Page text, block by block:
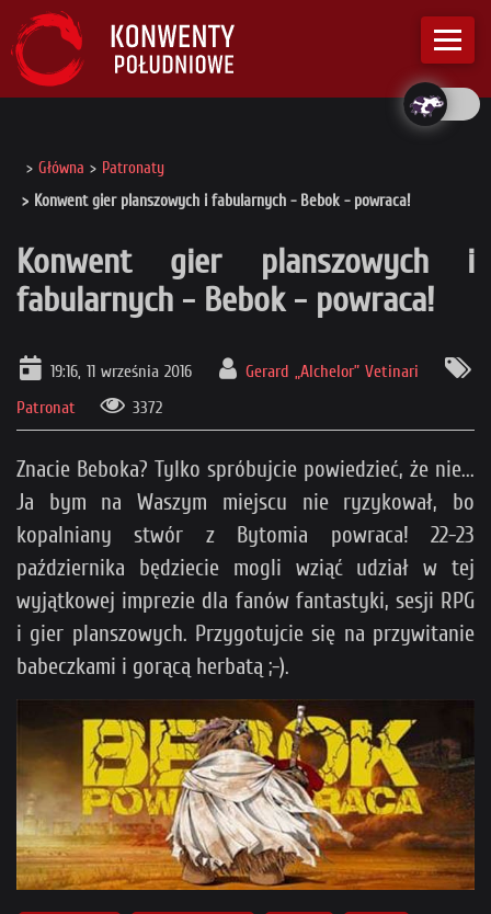
Główna
Patronaty
Konwent gier planszowych i fabularnych - Bebok - powraca!
Konwent gier planszowych i
fabularnych - Bebok - powraca!
19:16, 11 września 2016
Gerard „Alchelor” Vetinari
Patronat
3372
Znacie Beboka? Tylko spróbujcie powiedzieć, że nie...
Ja bym na Waszym miejscu nie ryzykował, bo
kopalniany stwór z Bytomia powraca! 22-23
października będziecie mogli wziąć udział w tej
wyjątkowej imprezie dla fanów fantastyki, sesji RPG
i gier planszowych. Przygotujcie się na przywitanie
babeczkami i gorącą herbatą ;-).